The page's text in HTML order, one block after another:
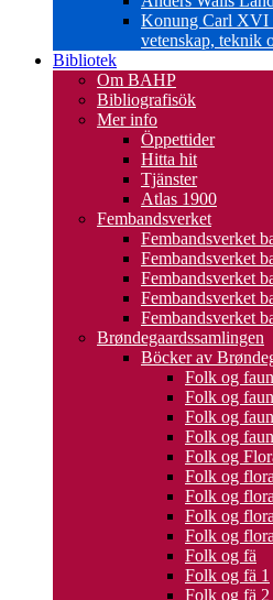
Konung Carl XVI
vetenskap, teknik
Bibliotek
Om BAHP
Bibliografisök
Mer info
Öppettider
Hitta hit
Tjänster
Atlas 1900
Fembandsverket
Fembandsverket
Fembandsverket
Fembandsverket
Fembandsverket
Fembandsverket
Brøndegaardssamlingen
Böcker av
Folk og
Folk og
Folk og
Folk og
Folk og
Folk og
Folk og
Folk og
Folk og
Folk og fä
Folk og fä 1
Folk og fä 2